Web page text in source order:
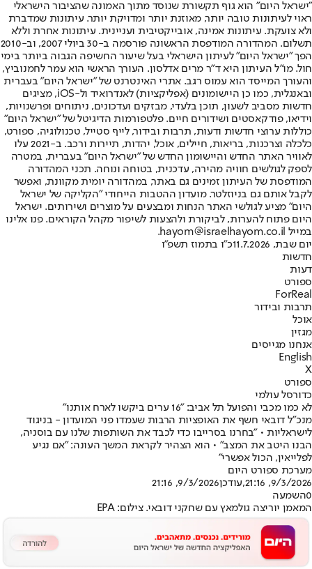
"ישראל היום" הוא גוף תקשורת שנוסד מתוך האמונה שהציבור הישראלי
ראוי לעיתונות טובה יותר, מאוזנת יותר ומדויקת יותר. עיתונות שמדברת
ולא צועקת. עיתונות אמינה, אובייקטיבית ועניינית. עיתונות אחרת וללא
תשלום. המהדורה המודפסת הראשונה פורסמה ב-30 ביולי 2007, וב-2010
הפך "ישראל היום" לעיתון הישראלי בעל שיעור החשיפה הגבוה ביותר בימי
חול. מו"ל העיתון היא ד"ר מרים אדלסון. העורך הראשי הוא עמר לחמנוביץ,
והעורך המייסד הוא עמוס רגב. אתרי האינטרנט של "ישראל היום" בעברית
ובאנגלית, כמו כן היישומונים (אפליקציות) לאנדרואיד ול-iOS, מציגים
חדשות מסביב לשעון, תוכן בלעדי, מבזקים ועדכונים, ניתוחים ופרשנויות,
וידיאו, פודקאסטים ושידורים חיים. פלטפורמות הדיגיטל של "ישראל היום"
כוללות ערוצי חדשות ודעות, תרבות ובידור, לייף סטייל, טכנולוגיה, ספורט,
כלכלה וצרכנות, בריאות, חיילים, אוכל, יהדות, תיירות ורכב. ב-2021 עלו
לאוויר האתר החדש והיישומון החדש של "ישראל היום" בעברית, במטרה
לספק לגולשים חוויה מהירה, עדכנית, בטוחה ונוחה. תכני המהדורה
המודפסת של העיתון זמינים גם באתר, במהדורה יומית מקוונת, ואפשר
לקבל אותם גם בניוזלטר. מועדון ההטבות הייחודי "הקליקה של ישראל
היום" מציע לגולשי האתר הנחות ומבצעים על מוצרים ושירותים. ישראל
היום פתוח להערות, לביקורת ולהצעות לשיפור מקהל הקוראים. פנו אלינו
במייל hayom@israelhayom.co.il.
יום שבת, 11.7.2026
כ"ו בתמוז תשפ"ו
חדשות
דעות
ספורט
ForReal
תרבות ובידור
אוכל
מגזין
אנחנו מגייסים
English
X
ספורט
כדורסל עולמי
לא כמו מכבי והפועל תל אביב: "16 ערים ביקשו לארח אותנו"
מנכ"ל דובאי חשף את האופציות הרבות שעמדו פני המועדון - בניגוד
לישראליות • "בחרנו בסרייבו כדי לכבד את השותפות שלנו עם בוסניה,
הבנו היטב את המצב" • הוא הצהיר לקראת המשך העונה: "אם נגיע
לפלייאין, הכול אפשרי"
מערכת ספורט היום
9/3/2026, 21:16
,עודכן9/3/2026, 21:16
0השמעה
המאמן יוריצה גולמאץ עם שחקני דובאי. צילום: EPA